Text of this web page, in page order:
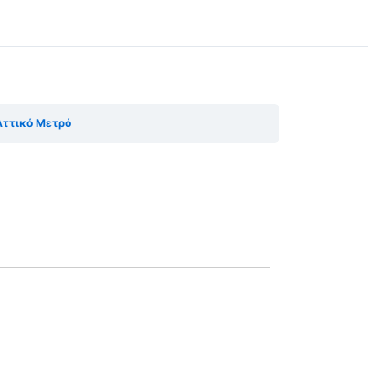
Μετρό